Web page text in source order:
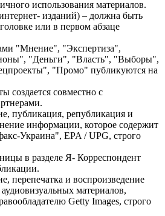
использования материалов.
изданий) – должна быть
или в первом абзаце
"Мнение", "Экспертиза",
"Деньги", "Власть", "Выборы",
"Промо" публикуются на
создается совместно с
публикация, републикация и
информации, которое содержит
Украина", EPA / UPG, строго
в разделе Я- Корреспондент
перепечатка и воспроизведение
материалов,
Getty Images, строго